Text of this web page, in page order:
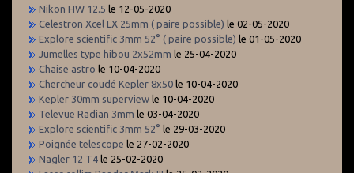
Nikon HW 12.5 le 12-05-2020
Celestron Xcel LX 25mm ( paire possible) le 02-05-2020
Explore scientific 3mm 52° ( paire possible) le 01-05-2020
Jumelles type hibou 2x52mm le 25-04-2020
Chaise astro le 10-04-2020
Chercheur coudé Kepler 8x50 le 10-04-2020
Kepler 30mm superview le 10-04-2020
Televue Radian 3mm le 03-04-2020
Explore scientific 3mm 52° le 29-03-2020
Poignée telescope le 27-02-2020
Nagler 12 T4 le 25-02-2020